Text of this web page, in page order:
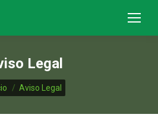
Legal
aquí:
Aviso Legal